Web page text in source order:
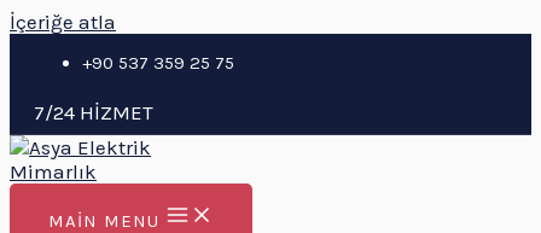
İçeriğe atla
+90 537 359 25 75
7/24 HİZMET
MAIN MENU